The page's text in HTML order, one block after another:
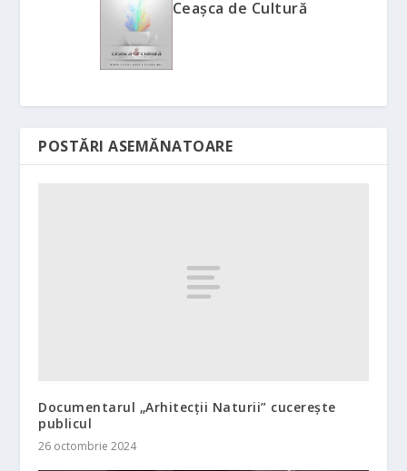
Ceașca de Cultură
POSTĂRI ASEMĂNATOARE
Documentarul „Arhitecții Naturii” cucerește
publicul
26 octombrie 2024